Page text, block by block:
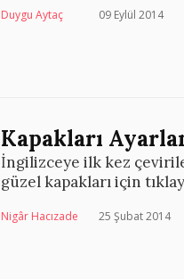
Duygu Aytaç 09 Eylül 2014
Kapakları
İngilizceye ilk kez
güzel kapakları için
Nigâr Hacızade 25 Şubat 2014